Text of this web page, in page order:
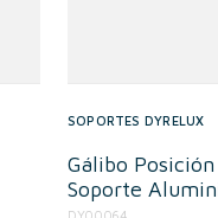
SOPORTES DYRELUX
Gálibo
Soporte